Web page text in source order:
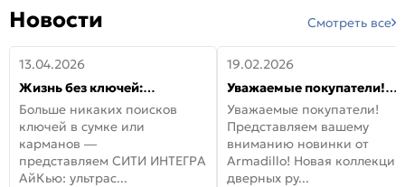
Новости Смотреть все
13.04.2026
Жизнь без ключей:
встречайте новую дверь
СИТИ ИНТЕГРА АйКью!
Больше никаких поисков
ключей в сумке или
карманов —
представляем СИТИ ИНТЕГРА
АйКью: ультрас...
19.02.2026
Уважаемые покупатели!
Представляем вашему
вниманию новинки от
Armadillo!
Уважаемые покупатели!
Представляем вашему
вниманию новинки от
Armadillo! Новая коллекция
дверных ру...